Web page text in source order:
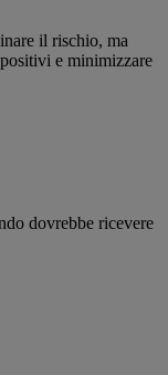
il rischio, ma
e minimizzare
dovrebbe ricevere